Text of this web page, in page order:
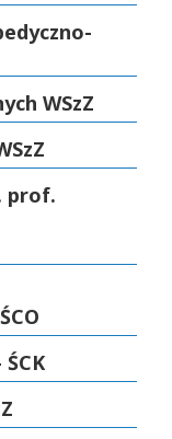
WSzZ
prof.